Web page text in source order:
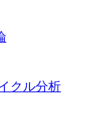
クル分析